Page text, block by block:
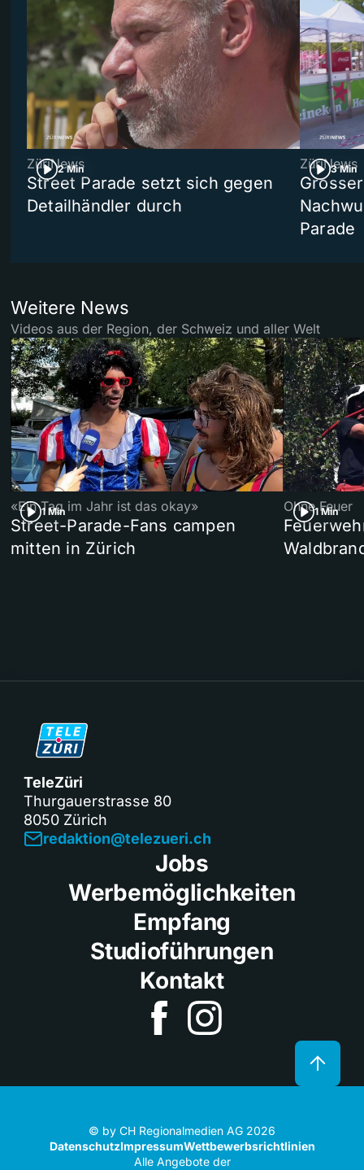
2 Min
ZüriNews
Street Parade setzt sich gegen
Detailhändler durch
3 Min
ZüriNews
Parade
Weitere News
Videos aus der Region, der Schweiz und aller Welt
1 Min
«Ein Tag im Jahr ist das okay»
Street-Parade-Fans campen
mitten in Zürich
1 Min
Ohne Feuer
TeleZüri
Thurgauerstrasse 80
8050 Zürich
redaktion@telezueri.ch
Jobs
Werbemöglichkeiten
Empfang
Studioführungen
Kontakt
© by CH Regionalmedien AG 2026
DatenschutzImpressumWettbewerbsrichtlinien
Alle Angebote der